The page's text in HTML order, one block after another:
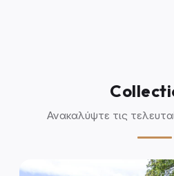
Ανακαλύψτε τις